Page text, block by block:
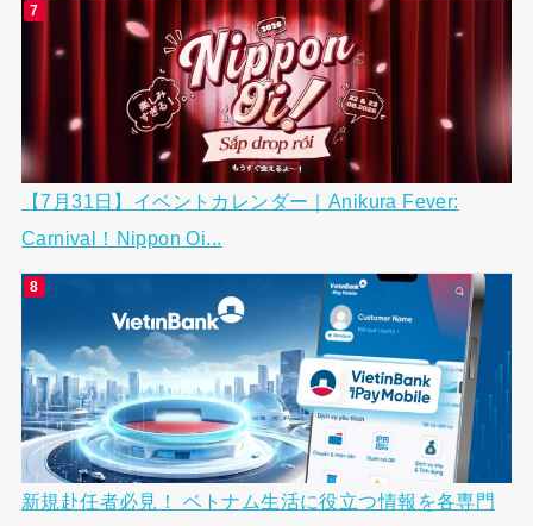
【7月31日】イベントカレンダー｜Anikura Fever:
Carnival！Nippon Oi...
新規赴任者必見！ ベトナム生活に役立つ情報を各専門